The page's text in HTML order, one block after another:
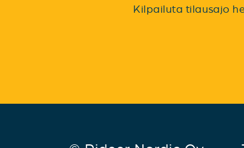
Kilpailuta tilausajo